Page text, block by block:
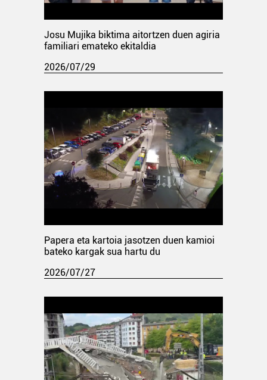
Josu Mujika biktima aitortzen duen agiria
familiari emateko ekitaldia
2026/07/29
Papera eta kartoia jasotzen duen kamioi
bateko kargak sua hartu du
2026/07/27